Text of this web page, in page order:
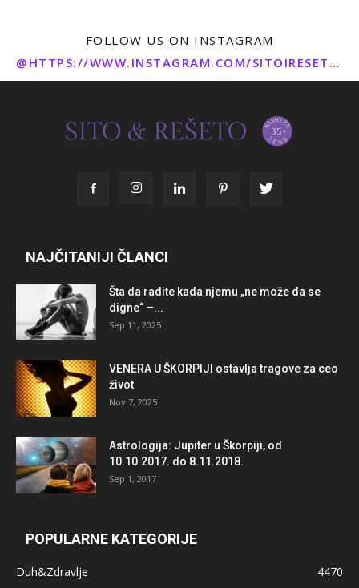
FOLLOW US ON INSTAGRAM
@HTTPS://WWW.INSTAGRAM.COM/SITOIRESETO/
NAJČITANIJI ČLANCI
Šta da radite kada njemu „ne može da se
digne“ –...
Sep 11, 2025
VENERA U ŠKORPIJI ostavlja tragove za ceo
život
Nov 7, 2025
Astrologija: Jupiter u Škorpiji, od
10.10.2017. do 8.11.2018.
Sep 1, 2017
POPULARNE KATEGORIJE
Duh&Zdravlje
4470